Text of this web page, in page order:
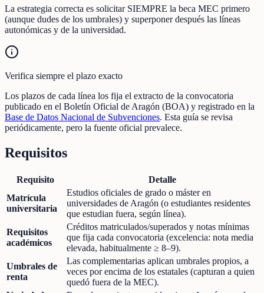
La estrategia correcta es solicitar SIEMPRE la beca MEC primero
(aunque dudes de los umbrales) y superponer después las líneas
autonómicas y de la universidad.
Verifica siempre el plazo exacto
Los plazos de cada línea los fija el extracto de la convocatoria
publicado en el Boletín Oficial de Aragón (BOA) y registrado en la
Base de Datos Nacional de Subvenciones. Esta guía se revisa
periódicamente, pero la fuente oficial prevalece.
Requisitos
Requisito
Detalle
Matrícula
universitaria
Estudios oficiales de grado o máster en
universidades de Aragón (o estudiantes residentes
que estudian fuera, según línea).
Requisitos
académicos
Créditos matriculados/superados y notas mínimas
que fija cada convocatoria (excelencia: nota media
elevada, habitualmente ≥ 8–9).
Umbrales de
renta
Las complementarias aplican umbrales propios, a
veces por encima de los estatales (capturan a quien
quedó fuera de la MEC).